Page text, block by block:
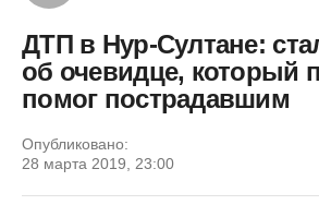
ДТП в Нур-Султане:
об очевидце, который
помог пострадавшим
Опубликовано:
28 марта 2019, 23:00